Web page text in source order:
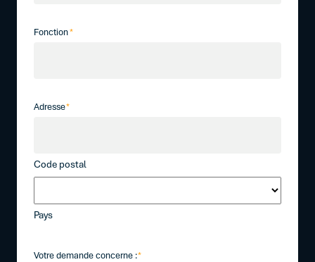
Fonction*
Adresse*
Code postal
Pays
Votre demande concerne :*